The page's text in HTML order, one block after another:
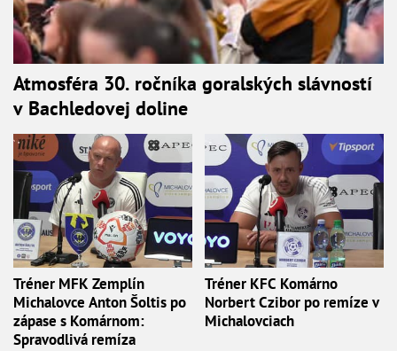
Atmosféra 30. ročníka goralských slávností
v Bachledovej doline
Tréner MFK Zemplín
Michalovce Anton Šoltis po
zápase s Komárnom:
Spravodlivá remíza
Tréner KFC Komárno
Norbert Czibor po remíze v
Michalovciach